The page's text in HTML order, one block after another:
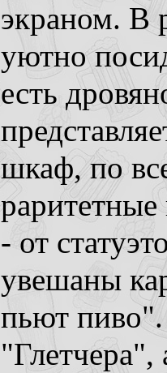
экраном. В
уютно
есть
шкаф, по
- от
увешаны
пьют
"Глетчера",